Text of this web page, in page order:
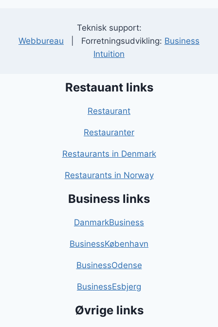
Teknisk support:
Webbureau | Forretningsudvikling: Business
Intuition
Restauant links
Restaurant
Restauranter
Restaurants in Denmark
Restaurants in Norway
Business links
DanmarkBusiness
BusinessKøbenhavn
BusinessOdense
BusinessEsbjerg
Øvrige links